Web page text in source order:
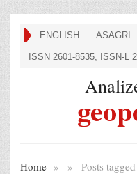
ENGLISH ASAGRI
ISSN 2601-8535, ISSN-L
Home » Posts
»